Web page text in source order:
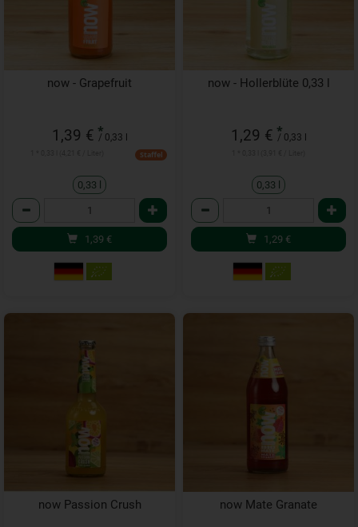
now - Grapefruit
1,39 € *
/ 0,33 l
Staffel
0,33 l
Anzahl
1,39 €
now - Hollerblüte 0,33 l
1,29 € *
/ 0,33 l
0,33 l
Anzahl
1,29 €
now Passion Crush now Mate Granate